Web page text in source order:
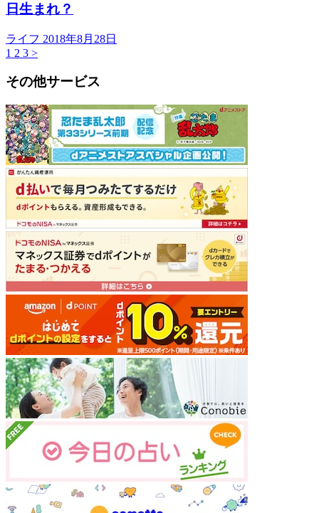
日生まれ？
ライフ 2018年8月28日
1 2 3 >
その他サービス